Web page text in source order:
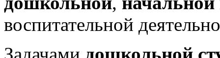
воспитательной
Задачами дошкольной